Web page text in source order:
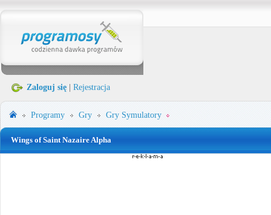
Zaloguj się Rejestracja
Programy Gry Gry Symulatory
Wings of Saint Nazaire Alpha